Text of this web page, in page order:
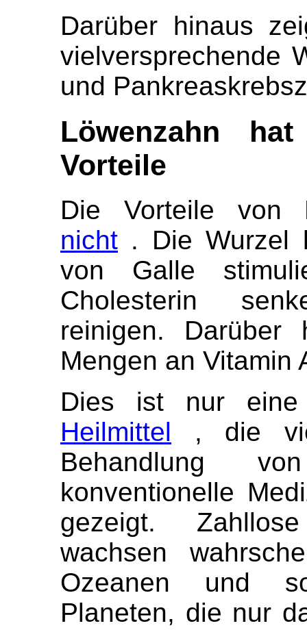
Darüber hinaus
vielversprechende
und
Löwenzahn
Vorteile
Die Vorteile von
nicht . Die Wurzel
von Galle
Cholesterin
reinigen.
Mengen an Vitamin
Dies ist nur
Heilmittel , die
Behandlung
konventionelle
gezeigt.
wachsen
Ozeanen und
Planeten, die nur